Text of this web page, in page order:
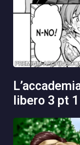
l’accademia dell’accoppiamento
libero 3 pt 1